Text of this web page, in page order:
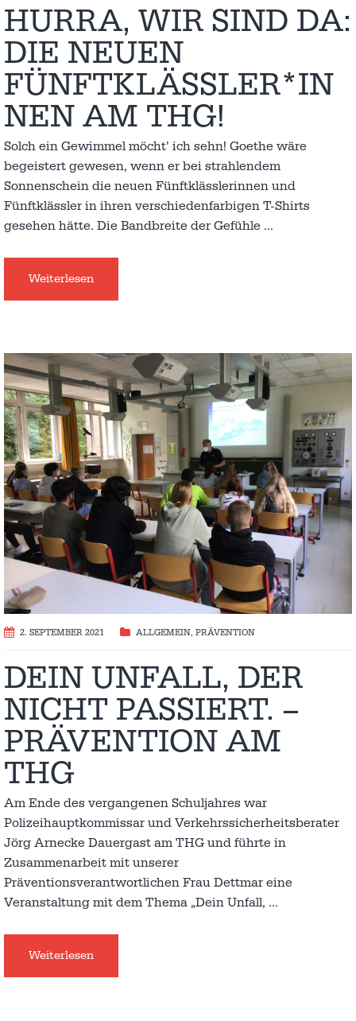
HURRA, WIR SIND DA:
DIE NEUEN
FÜNFTKLÄSSLER*IN
NEN AM THG!
Solch ein Gewimmel möcht’ ich sehn! Goethe wäre
begeistert gewesen, wenn er bei strahlendem
Sonnenschein die neuen Fünftklässlerinnen und
Fünftklässler in ihren verschiedenfarbigen T-Shirts
gesehen hätte. Die Bandbreite der Gefühle …
Weiterlesen
2. SEPTEMBER 2021 ALLGEMEIN, PRÄVENTION
DEIN UNFALL, DER
NICHT PASSIERT. –
PRÄVENTION AM
THG
Am Ende des vergangenen Schuljahres war
Polizeihauptkommissar und Verkehrssicherheitsberater
Jörg Arnecke Dauergast am THG und führte in
Zusammenarbeit mit unserer
Präventionsverantwortlichen Frau Dettmar eine
Veranstaltung mit dem Thema „Dein Unfall, …
Weiterlesen